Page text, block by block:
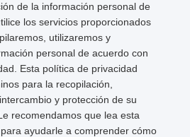
de la información personal de
los servicios proporcionados
utilizaremos y
personal de acuerdo con
Esta política de privacidad
para la recopilación,
y protección de su
recomendamos que lea esta
ayudarle a comprender cómo